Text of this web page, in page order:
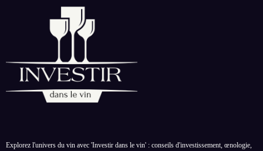
Explorez l'univers du vin avec 'Investir dans le vin' : conseils d'investissement, œnologie,